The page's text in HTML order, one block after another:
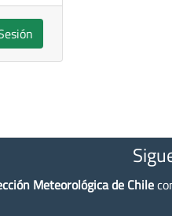
Meteorológica de Chile